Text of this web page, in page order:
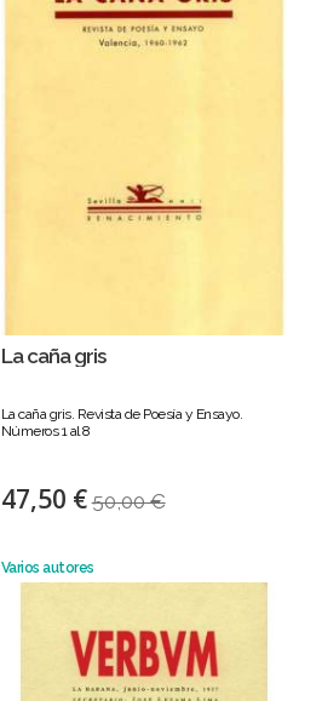
La caña gris
La caña gris. Revista de Poesía y Ensayo.
Números 1 al 8
47,50 € 50,00 €
Varios autores